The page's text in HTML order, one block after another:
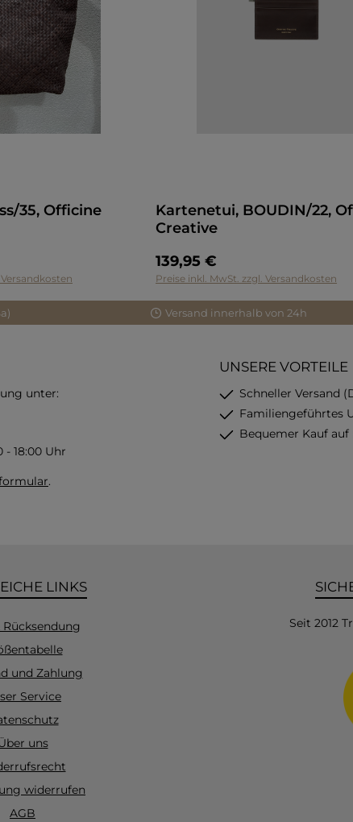
35, Officine
Kartenetui, BOUDIN/22,
Creative
139,95 €
Preise inkl. MwSt. zzgl. Versandkosten
Versand innerhalb von 24h
unter:
- 18:00 Uhr
.
UNSERE VORTEILE
Schneller Versand
Familiengeführtes
Bequemer Kauf auf
LINKS
Rücksendung
und Zahlung
Service
uns
widerrufen
AGB
Seit 2012